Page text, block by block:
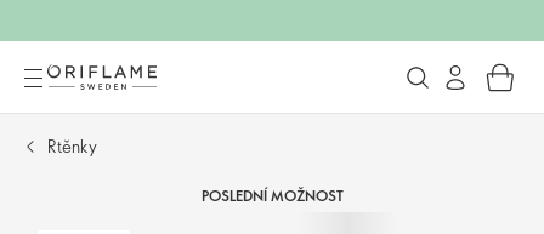
Rtěnky
POSLEDNÍ MOŽNOST